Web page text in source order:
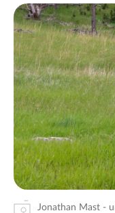
Jonathan Mast -